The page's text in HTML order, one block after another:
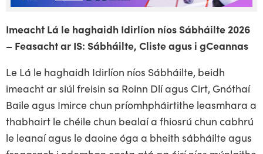
Imeacht Lá le haghaidh Idirlíon níos Sábháilte 2026
– Feasacht ar IS: Sábháilte, Cliste agus i gCeannas
Le Lá le haghaidh Idirlíon níos Sábháilte, beidh
imeacht ar siúl freisin sa Roinn Dlí agus Cirt, Gnóthaí
Baile agus Imirce chun príomhpháirtithe leasmhara a
thabhairt le chéile chun bealaí a fhiosrú chun cabhrú
le leanaí agus le daoine óga a bheith sábháilte agus